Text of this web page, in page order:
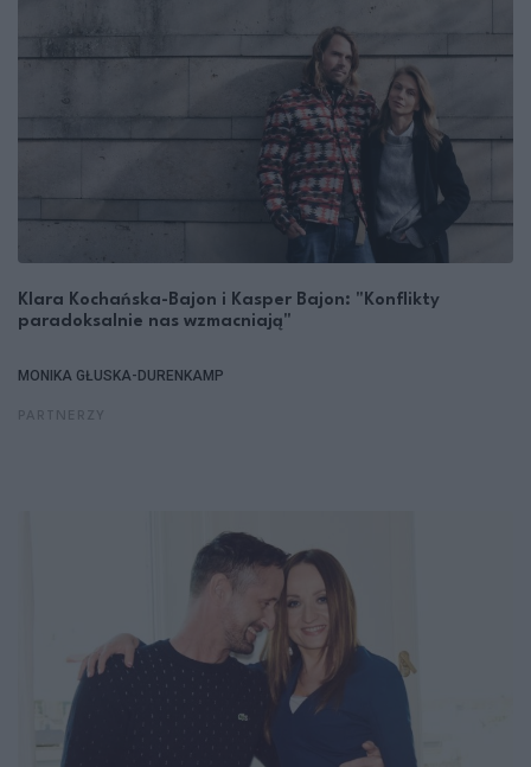
Klara Kochańska-Bajon i Kasper Bajon: "Konflikty
paradoksalnie nas wzmacniają"
MONIKA GŁUSKA-DURENKAMP